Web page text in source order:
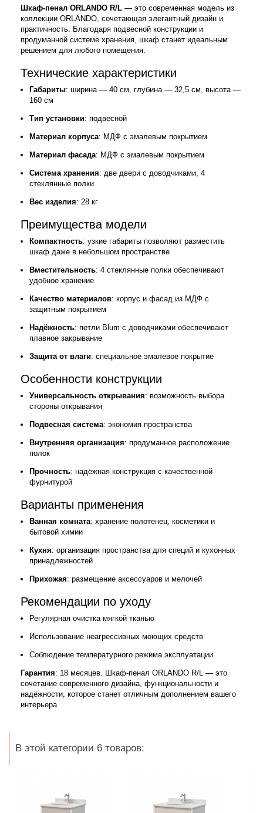
Шкаф-пенал ORLANDO R/L — это современная модель из
коллекции ORLANDO, сочетающая элегантный дизайн и
практичность. Благодаря подвесной конструкции и
продуманной системе хранения, шкаф станет идеальным
решением для любого помещения.
Технические характеристики
Габариты: ширина — 40 см, глубина — 32,5 см, высота —
160 см
Тип установки: подвесной
Материал корпуса: МДФ с эмалевым покрытием
Материал фасада: МДФ с эмалевым покрытием
Система хранения: две двери с доводчиками, 4
стеклянные полки
Вес изделия: 28 кг
Преимущества модели
Компактность: узкие габариты позволяют разместить
шкаф даже в небольшом пространстве
Вместительность: 4 стеклянные полки обеспечивают
удобное хранение
Качество материалов: корпус и фасад из МДФ с
защитным покрытием
Надёжность: петли Blum с доводчиками обеспечивают
плавное закрывание
Защита от влаги: специальное эмалевое покрытие
Особенности конструкции
Универсальность открывания: возможность выбора
стороны открывания
Подвесная система: экономия пространства
Внутренняя организация: продуманное расположение
полок
Прочность: надёжная конструкция с качественной
фурнитурой
Варианты применения
Ванная комната: хранение полотенец, косметики и
бытовой химии
Кухня: организация пространства для специй и кухонных
принадлежностей
Прихожая: размещение аксессуаров и мелочей
Рекомендации по уходу
Регулярная очистка мягкой тканью
Использование неагрессивных моющих средств
Соблюдение температурного режима эксплуатации
Гарантия: 18 месяцев. Шкаф-пенал ORLANDO R/L — это
сочетание современного дизайна, функциональности и
надёжности, которое станет отличным дополнением вашего
интерьера.
В этой категории 6 товаров: